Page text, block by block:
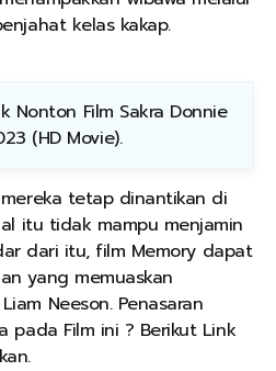
kelas kakap.
Nonton Film Sakra Donnie
(HD Movie).
tetap dinantikan di
itu tidak mampu menjamin
dari itu, film Memory dapat
yang memuaskan
Neeson. Penasaran
pada Film ini ? Berikut Link